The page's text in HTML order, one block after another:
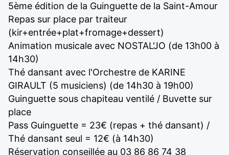
5ème édition de la Guinguette de la Saint-Amour
Repas sur place par traiteur
(kir+entrée+plat+fromage+dessert)
Animation musicale avec NOSTAL'JO (de 13h00 à
14h30)
Thé dansant avec l'Orchestre de KARINE
GIRAULT (5 musiciens) (de 14h30 à 19h00)
Guinguette sous chapiteau ventilé / Buvette sur
place
Pass Guinguette = 23€ (repas + thé dansant) /
Thé dansant seul = 12€ (à 14h30)
Réservation conseillée au 03 86 86 74 38